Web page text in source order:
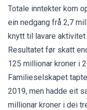
Totale inntekter kom
ein nedgang frå 2,7
knytt til lavare
Resultatet før skatt
125 millionar kroner i
Familieselskapet
2019, men hadde eit
millionar kroner i dei